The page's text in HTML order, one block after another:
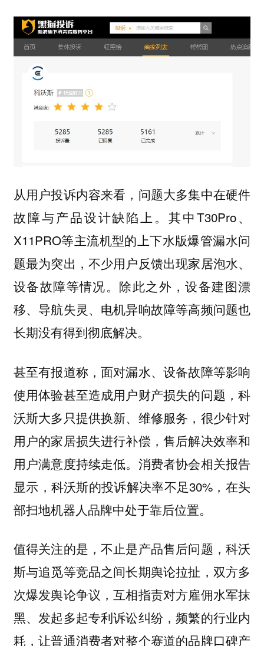
从用户投诉内容来看，问题大多集中在硬件
故障与产品设计缺陷上。其中T30Pro、
X11PRO等主流机型的上下水版爆管漏水问
题最为突出，不少用户反馈出现家居泡水、
设备故障等情况。除此之外，设备建图漂
移、导航失灵、电机异响故障等高频问题也
长期没有得到彻底解决。
甚至有报道称，面对漏水、设备故障等影响
使用体验甚至造成用户财产损失的问题，科
沃斯大多只提供换新、维修服务，很少针对
用户的家居损失进行补偿，售后解决效率和
用户满意度持续走低。消费者协会相关报告
显示，科沃斯的投诉解决率不足30%，在头
部扫地机器人品牌中处于靠后位置。
值得关注的是，不止是产品售后问题，科沃
斯与追觅等竞品之间长期舆论拉扯，双方多
次爆发舆论争议，互相指责对方雇佣水军抹
黑、发起多起专利诉讼纠纷，频繁的行业内
耗，让普通消费者对整个赛道的品牌口碑产